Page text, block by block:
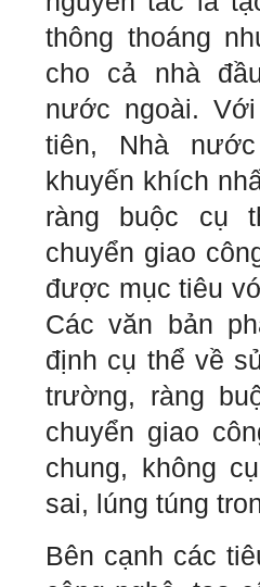
thông thoáng
cho cả nhà
nước ngoài.
tiên, Nhà
khuyến khích
ràng buộc cụ
chuyển giao
được mục tiêu
Các văn bản
định cụ thể về
trường, ràng
chuyển giao
chung, không
sai, lúng túng
Bên cạnh các